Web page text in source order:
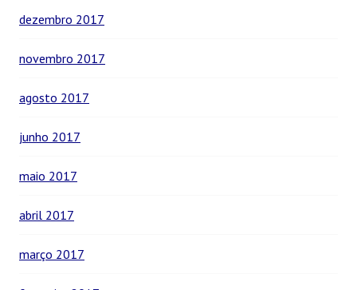
dezembro 2017
novembro 2017
agosto 2017
junho 2017
maio 2017
abril 2017
março 2017